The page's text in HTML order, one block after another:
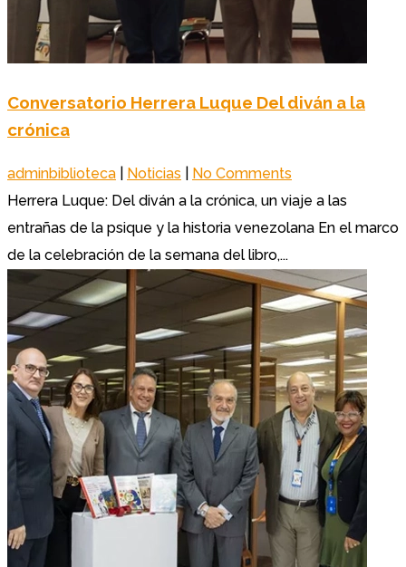
Conversatorio Herrera Luque Del diván a la
crónica
adminbiblioteca Noticias
No Comments
Herrera Luque: Del diván a la crónica, un viaje a las
entrañas de la psique y la historia venezolana En el marco
de la celebración de la semana del libro,...